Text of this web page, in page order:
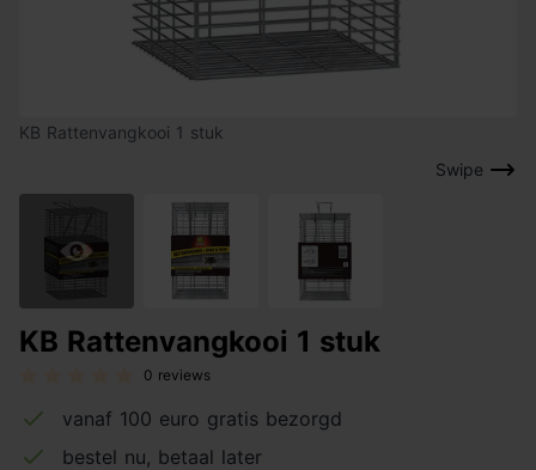
Swipe
KB Rattenvangkooi 1 stuk
KB Rattenvangkooi 1 stuk
0 reviews
vanaf 100 euro gratis bezorgd
bestel nu, betaal later